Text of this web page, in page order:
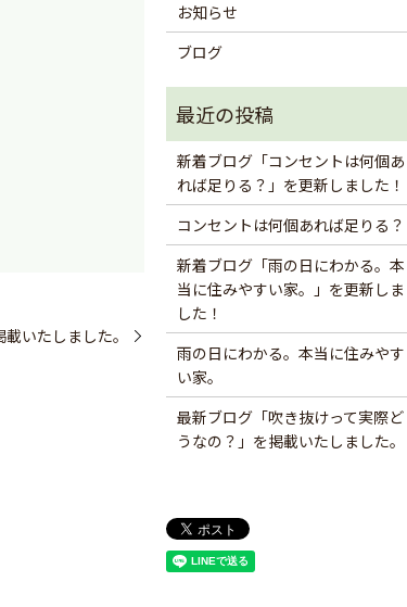
いたしました。
お知らせ
ブログ
新着ブログ「コンセントは何個あ
れば足りる？」を更新しました！
コンセントは何個あれば足りる？
新着ブログ「雨の日にわかる。本
当に住みやすい家。」を更新しま
した！
雨の日にわかる。本当に住みやす
い家。
最新ブログ「吹き抜けって実際ど
うなの？」を掲載いたしました。